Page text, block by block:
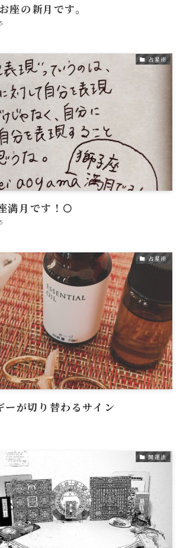
の新月です。
占星術
月です！🌕
占星術
ーが切り替わるサイン
開運法